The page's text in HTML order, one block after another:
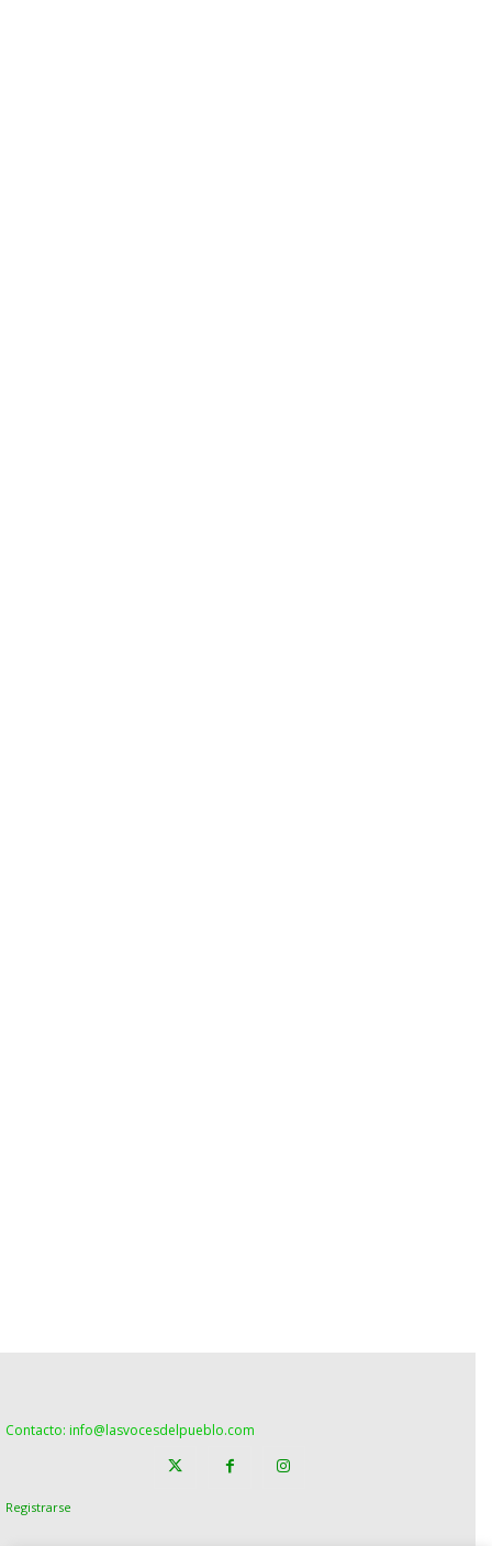
Contacto: info@lasvocesdelpueblo.com
Registrarse